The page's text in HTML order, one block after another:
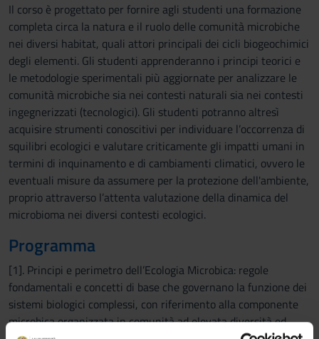
Il corso è progettato per fornire agli studenti una formazione
completa circa la natura e il ruolo delle comunità microbiche
nei diversi habitat, quali attori principali dei cicli biogeochimici
degli elementi. Gli studenti apprenderanno i principi teorici e
le metodologie sperimentali più aggiornate per analizzare le
comunità microbiche sia nei contesti naturali sia nei contesti
ingegnerizzati (tecnologici). Gli studenti potranno altresì
acquisire strumenti conoscitivi per individuare l’occorrenza di
squilibri ecologici e valutare criticamente gli impatti umani in
termini di inquinamento e di cambiamenti climatici, ovvero le
eventuali misure da assumere per la protezione dell'ambiente,
proprio attraverso l’attenta valutazione della dinamica del
microbioma nei diversi contesti ecologici.
Programma
[1]. Principi e perimetro dell’Ecologia Microbica: regole
fondamentali e concetti di base che governano la funzione dei
sistemi biologici complessi, con riferimento alla componente
microbica organizzata in comunità ad elevata diversità ed